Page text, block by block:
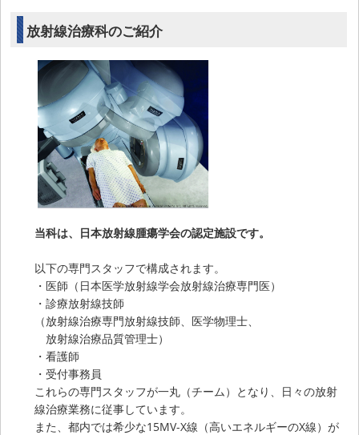
放射線治療科のご紹介
当科は、日本放射線腫瘍学会の認定施設です。
以下の専門スタッフで構成されます。
・医師（日本医学放射線学会放射線治療専門医）
・診療放射線技師
（放射線治療専門放射線技師、医学物理士、
放射線治療品質管理士）
・看護師
・受付事務員
これらの専門スタッフが一丸（チーム）となり、日々の放射
線治療業務に従事しています。
また、都内では希少な15MV-X線（高いエネルギーのX線）が